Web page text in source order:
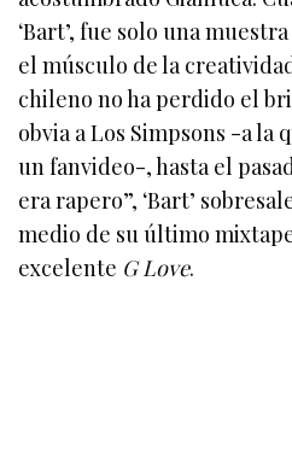
‘Bart’, fue solo una
el músculo de la
chileno no ha perdido el
obvia a Los Simpsons -a la
un fanvideo-, hasta el
era rapero”, ‘Bart’
medio de su último
excelente G Love.